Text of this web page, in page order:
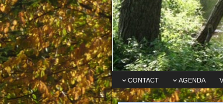
CONTACT AGENDA